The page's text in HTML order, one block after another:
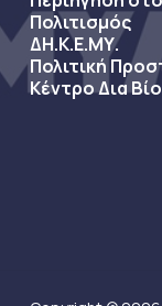
Πολιτισμός
ΔΗ.Κ.Ε.ΜΥ.
Πολιτική
Κέντρο Δια